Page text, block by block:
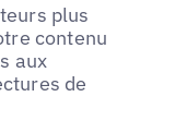
plus
contenu
aux
de